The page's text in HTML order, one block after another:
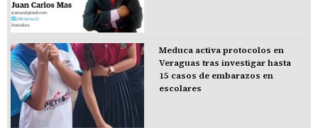
Meduca activa protocolos en
Veraguas tras investigar hasta
15 casos de embarazos en
escolares